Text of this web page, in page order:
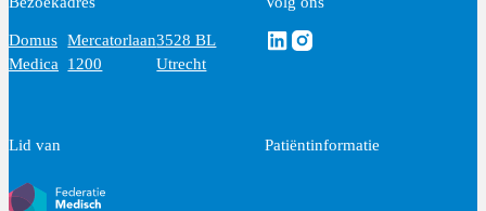
Domus
Medica
Mercatorlaan
1200
3528 BL
Utrecht
Volg ons via Linkedin
Volg ons via Instagram
Lid van Patiëntinformatie